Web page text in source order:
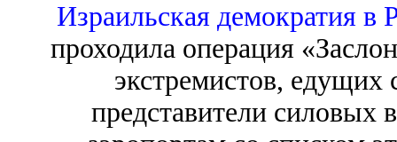
Израильская демократия в
проходила операция
экстремистов,
представители силовых